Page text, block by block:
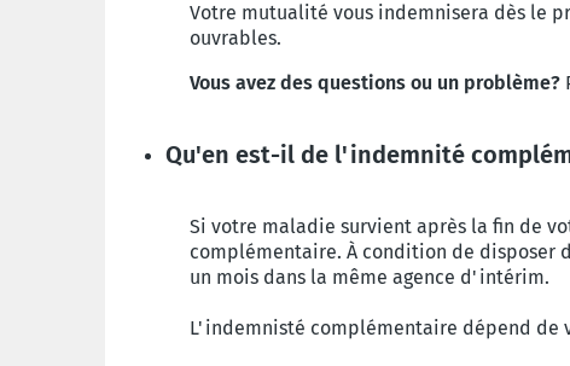
Votre mutualité vous indemnisera dès le
ouvrables.
Vous avez des questions ou un problème?
Qu'en est-il de l'indemnité
Si votre maladie survient après la fin de
complémentaire. À condition de
un mois dans la même agence d'intérim.
L'indemnisté complémentaire dépend de